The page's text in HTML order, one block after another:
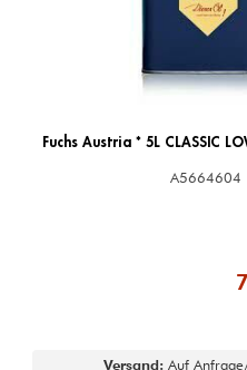
Fuchs Austria * 5L CLASSIC
A5664604
Versand: Auf